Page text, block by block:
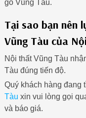
gỗ Vũng Tàu.
Tại sao bạn nên
Vũng Tàu của
Nội thất Vũng Tàu
Tàu đúng tiến độ.
Quý khách hàng đang
Tàu xin vui lòng gọi
và báo giá.